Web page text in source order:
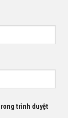
trình duyệt